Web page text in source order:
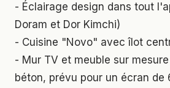
- Éclairage design dans tout
Doram et Dor Kimchi)
- Cuisine "Novo" avec îlot
- Mur TV et meuble sur
béton, prévu pour un écran de